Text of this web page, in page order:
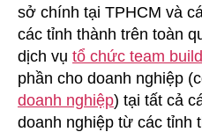
sở chính tại TPHCM và
các tỉnh thành trên toàn
dịch vụ tổ chức team
phần cho doanh nghiệp
doanh nghiệp) tại tất cả
doanh nghiệp từ các tỉnh